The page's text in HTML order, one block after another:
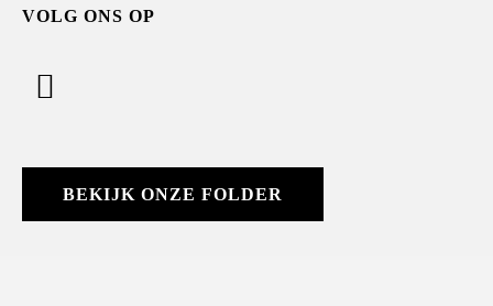
VOLG ONS OP
BEKIJK ONZE FOLDER